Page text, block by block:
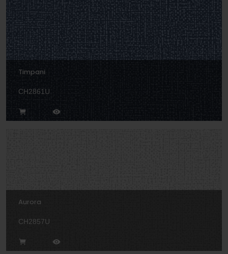
Timpani
CH2861U
Aurora
CH2857U